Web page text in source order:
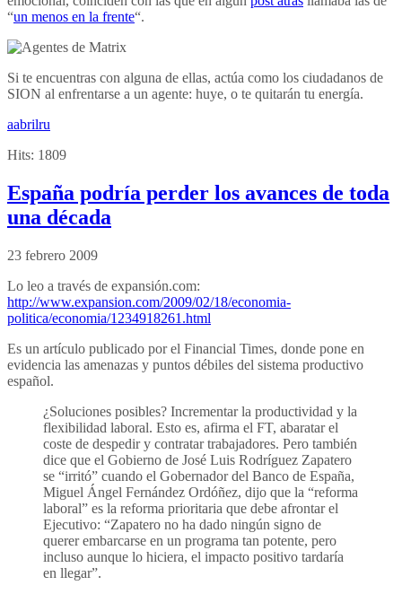
“un menos en la frente“.
Si te encuentras con alguna de ellas, actúa como los ciudadanos de
SION al enfrentarse a un agente: huye, o te quitarán tu energía.
aabrilru
Hits: 1809
España podría perder los avances de toda
una década
23 febrero 2009
Lo leo a través de expansión.com:
http://www.expansion.com/2009/02/18/economia-
politica/economia/1234918261.html
Es un artículo publicado por el Financial Times, donde pone en
evidencia las amenazas y puntos débiles del sistema productivo
español.
¿Soluciones posibles? Incrementar la productividad y la
flexibilidad laboral. Esto es, afirma el FT, abaratar el
coste de despedir y contratar trabajadores. Pero también
dice que el Gobierno de José Luis Rodríguez Zapatero
se “irritó” cuando el Gobernador del Banco de España,
Miguel Ángel Fernández Ordóñez, dijo que la “reforma
laboral” es la reforma prioritaria que debe afrontar el
Ejecutivo: “Zapatero no ha dado ningún signo de
querer embarcarse en un programa tan potente, pero
incluso aunque lo hiciera, el impacto positivo tardaría
en llegar”.